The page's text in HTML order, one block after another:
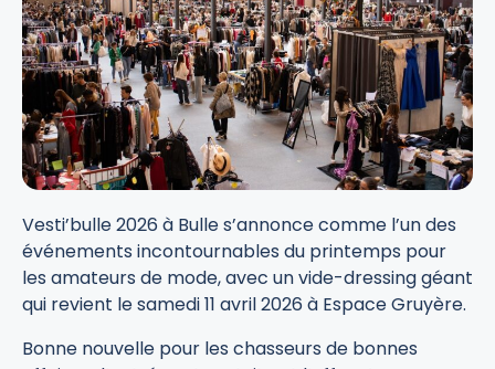
Vesti’bulle 2026 à Bulle s’annonce comme l’un des
événements incontournables du printemps pour
les amateurs de mode, avec un vide-dressing géant
qui revient le samedi 11 avril 2026 à Espace Gruyère.
Bonne nouvelle pour les chasseurs de bonnes